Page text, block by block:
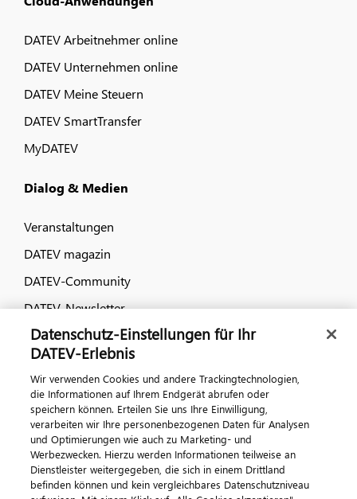
DATEV Arbeitnehmer online
DATEV Unternehmen online
DATEV Meine Steuern
DATEV SmartTransfer
MyDATEV
Dialog & Medien
Veranstaltungen
DATEV magazin
DATEV-Community
DATEV-Newsletter
Kontaktieren Sie uns
Datenschutz-Einstellungen für Ihr
DATEV-Erlebnis
Wir verwenden Cookies und andere Trackingtechnologien,
die Informationen auf Ihrem Endgerät abrufen oder
speichern können. Erteilen Sie uns Ihre Einwilligung,
verarbeiten wir Ihre personenbezogenen Daten für Analysen
und Optimierungen wie auch zu Marketing- und
Werbezwecken. Hierzu werden Informationen teilweise an
Dienstleister weitergegeben, die sich in einem Drittland
befinden können und kein vergleichbares Datenschutzniveau